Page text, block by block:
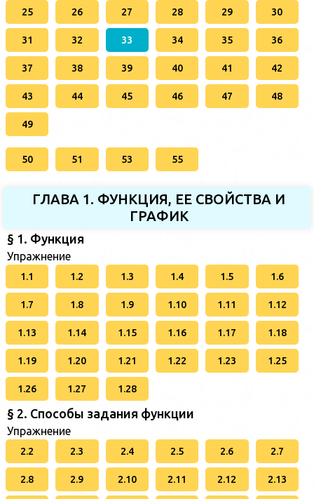
25 26 27 28 29 30
31 32 33 34 35 36
37 38 39 40 41 42
43 44 45 46 47 48
49
50 51 53 55
ГЛАВА 1. ФУНКЦИЯ, ЕЕ СВОЙСТВА И
ГРАФИК
§ 1. Функция
Упражнение
1.1 1.2 1.3 1.4 1.5 1.6
1.7 1.8 1.9 1.10 1.11 1.12
1.13 1.14 1.15 1.16 1.17 1.18
1.19 1.20 1.21 1.22 1.23 1.25
1.26 1.27 1.28
§ 2. Способы задания функции
Упражнение
2.2 2.3 2.4 2.5 2.6 2.7
2.8 2.9 2.10 2.11 2.12 2.13